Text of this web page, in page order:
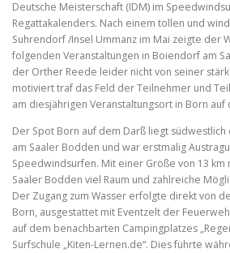
Deutsche Meisterschaft (IDM) im
Regattakalenders. Nach einem tollen und
Suhrendorf /Insel Ummanz im Mai zeigte der
folgenden Veranstaltungen in Boiendorf am
der Orther Reede leider nicht von seiner
motiviert traf das Feld der Teilnehmer und
am diesjährigen Veranstaltungsort in Born auf
Der Spot Born auf dem Darß liegt
am Saaler Bodden und war erstmalig
Speedwindsurfen. Mit einer Größe von 13
Saaler Bodden viel Raum und zahlreiche
Der Zugang zum Wasser erfolgte direkt von
Born, ausgestattet mit Eventzelt der
auf dem benachbarten Campingplatzes
Surfschule „Kiten-Lernen.de“. Dies führte